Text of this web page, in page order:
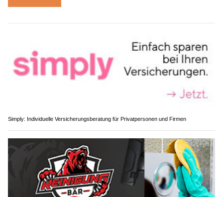
Simply: Individuelle Versicherungsberatung für Privatpersonen und Firmen